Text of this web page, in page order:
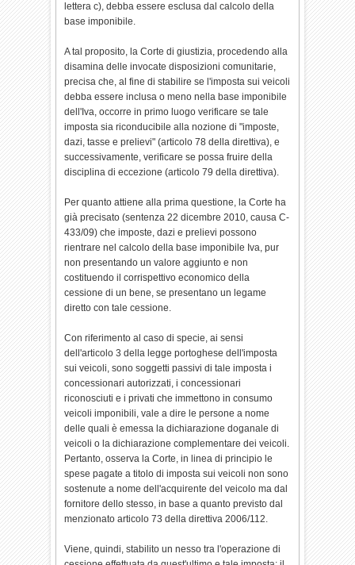
lettera c), debba essere esclusa dal calcolo della
base imponibile.
A tal proposito, la Corte di giustizia, procedendo alla
disamina delle invocate disposizioni comunitarie,
precisa che, al fine di stabilire se l'imposta sui veicoli
debba essere inclusa o meno nella base imponibile
dell'Iva, occorre in primo luogo verificare se tale
imposta sia riconducibile alla nozione di "imposte,
dazi, tasse e prelievi" (articolo 78 della direttiva), e
successivamente, verificare se possa fruire della
disciplina di eccezione (articolo 79 della direttiva).
Per quanto attiene alla prima questione, la Corte ha
già precisato (sentenza 22 dicembre 2010, causa C-
433/09) che imposte, dazi e prelievi possono
rientrare nel calcolo della base imponibile Iva, pur
non presentando un valore aggiunto e non
costituendo il corrispettivo economico della
cessione di un bene, se presentano un legame
diretto con tale cessione.
Con riferimento al caso di specie, ai sensi
dell'articolo 3 della legge portoghese dell'imposta
sui veicoli, sono soggetti passivi di tale imposta i
concessionari autorizzati, i concessionari
riconosciuti e i privati che immettono in consumo
veicoli imponibili, vale a dire le persone a nome
delle quali è emessa la dichiarazione doganale di
veicoli o la dichiarazione complementare dei veicoli.
Pertanto, osserva la Corte, in linea di principio le
spese pagate a titolo di imposta sui veicoli non sono
sostenute a nome dell'acquirente del veicolo ma dal
fornitore dello stesso, in base a quanto previsto dal
menzionato articolo 73 della direttiva 2006/112.
Viene, quindi, stabilito un nesso tra l'operazione di